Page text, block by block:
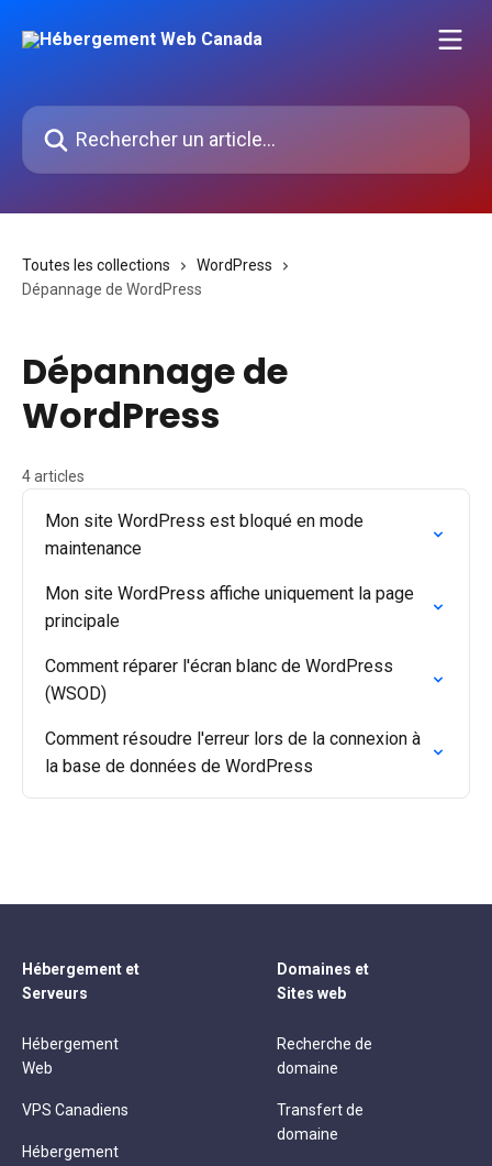
Rechercher un article...
Toutes les collections
WordPress
Dépannage de WordPress
Dépannage de
WordPress
4 articles
Mon site WordPress est bloqué en mode
maintenance
Mon site WordPress affiche uniquement la page
principale
Comment réparer l'écran blanc de WordPress
(WSOD)
Comment résoudre l'erreur lors de la connexion à
la base de données de WordPress
Hébergement et
Serveurs
Hébergement
Web
VPS Canadiens
Hébergement
Domaines et
Sites web
Recherche de
domaine
Transfert de
domaine